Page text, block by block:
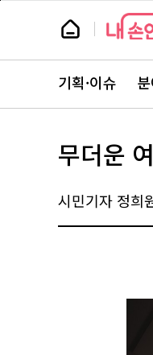
본
뉴
스
뉴
스
주
서
바
로
기획·이슈
무더운
시민기자 정희
페